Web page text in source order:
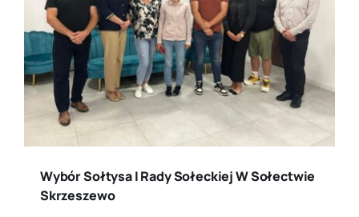
Wybór Sołtysa I Rady Sołeckiej W Sołectwie
Skrzeszewo